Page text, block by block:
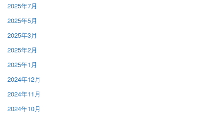
2025年7月
2025年5月
2025年3月
2025年2月
2025年1月
2024年12月
2024年11月
2024年10月